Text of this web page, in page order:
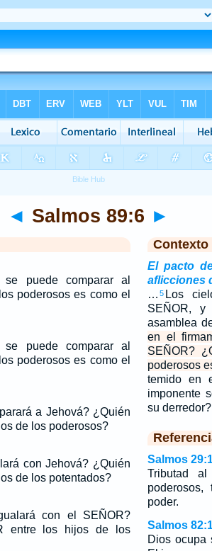
◄ Salmos 89:6 ►
puede comparar al
poderosos es como el
puede comparar al
poderosos es como el
a Jehová? ¿Quién
de los poderosos?
con Jehová? ¿Quién
de los potentados?
con el SEÑOR?
entre los hijos de los
Contexto
El pacto
aflicciones
… 5 Los
SEÑOR,
asamblea
en el
SEÑOR?
poderosos
temido en
imponente
su
Salmos
Tributad
poder.
Salmos
Dios ocupa